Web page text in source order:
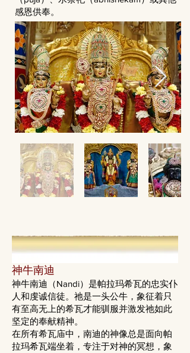
感恩供奉。
神牛南迪
神牛南迪（Nandi）是帕拉玛希瓦的忠实仆
人和虔诚信徒。祂是一头公牛，象征着只
有至高无上的希瓦才能驯服并激发祂如此
坚定的奉献精神。
在所有希瓦庙中，南迪的神像总是面向帕
拉玛希瓦端坐着，专注于对神的冥想，象